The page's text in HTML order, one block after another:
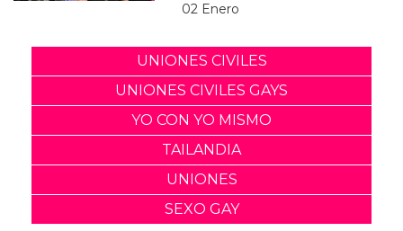
02 Enero
UNIONES CIVILES
UNIONES CIVILES GAYS
YO CON YO MISMO
TAILANDIA
UNIONES
SEXO GAY